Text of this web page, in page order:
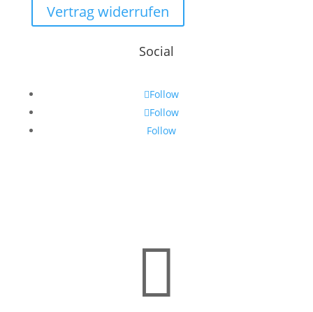
Vertrag widerrufen
Social
Follow
Follow
Follow
